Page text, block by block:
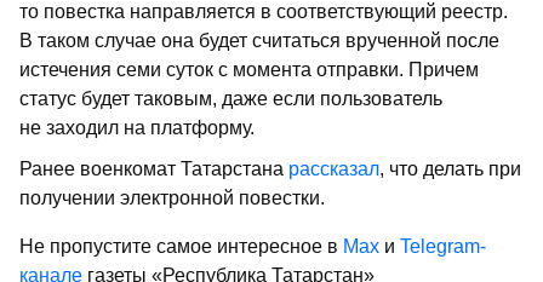
то повестка направляется в соответствующий реестр.
В таком случае она будет считаться врученной после
истечения семи суток с момента отправки. Причем
статус будет таковым, даже если пользователь
не заходил на платформу.
Ранее военкомат Татарстана рассказал, что делать при
получении электронной повестки.
Не пропустите самое интересное в Max и Telegram-
канале газеты «Республика Татарстан»